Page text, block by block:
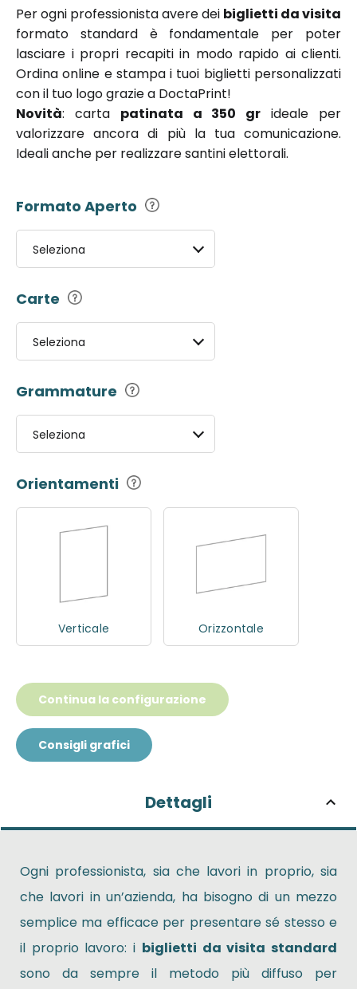
immagini
Per ogni professionista avere dei biglietti da visita
formato standard è fondamentale per poter
lasciare i propri recapiti in modo rapido ai clienti.
Ordina online e stampa i tuoi biglietti personalizzati
con il tuo logo grazie a DoctaPrint!
Novità: carta patinata a 350 gr ideale per
valorizzare ancora di più la tua comunicazione.
Ideali anche per realizzare santini elettorali.
Formato Aperto
Seleziona
Carte
Seleziona
Grammature
Seleziona
Orientamenti
Verticale Orizzontale
Continua la configurazione
Consigli grafici
Dettagli
Ogni professionista, sia che lavori in proprio, sia
che lavori in un’azienda, ha bisogno di un mezzo
semplice ma efficace per presentare sé stesso e
il proprio lavoro: i biglietti da visita standard
sono da sempre il metodo più diffuso per